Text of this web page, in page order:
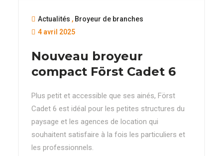
Actualités , Broyeur de branches
4 avril 2025
Nouveau broyeur
compact Först Cadet 6
Plus petit et accessible que ses ainés, Först
Cadet 6 est idéal pour les petites structures du
paysage et les agences de location qui
souhaitent satisfaire à la fois les particuliers et
les professionnels.